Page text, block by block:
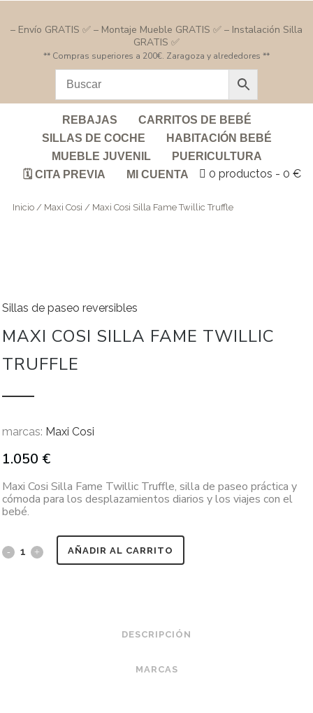
– Envío GRATIS ✅ – Montaje Mueble GRATIS ✅ – Instalación Silla
GRATIS ✅
** Compras superiores a 200€. Zaragoza y alrededores **
REBAJAS
CARRITOS DE BEBÉ
SILLAS DE COCHE
HABITACIÓN BEBÉ
MUEBLE JUVENIL
PUERICULTURA
🗓️ CITA PREVIA
MI CUENTA 0 productos 0 €
Inicio / Maxi Cosi / Maxi Cosi Silla Fame Twillic Truffle
Sillas de paseo reversibles
MAXI COSI SILLA FAME TWILLIC
TRUFFLE
marcas: Maxi Cosi
1.050 €
Maxi Cosi Silla Fame Twillic Truffle, silla de paseo práctica y
cómoda para los desplazamientos diarios y los viajes con el
bebé.
AÑADIR AL CARRITO
DESCRIPCIÓN
MARCAS